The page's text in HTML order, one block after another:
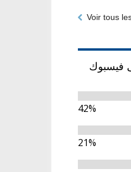
Voir tous
فيسبوك
42%
21%